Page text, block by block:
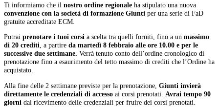
Ti informiamo che il nostro ordine regionale ha stipulato una nuova
convenzione con la società di formazione Giunti per una serie di FaD
gratuite accreditate ECM.
Potrai prenotare i tuoi corsi a scelta tra quelli forniti, fino a un massimo
di 20 crediti, a partire da martedì 8 febbraio alle ore 10.00 e per le
successive due settimane. Verrà tenuto conto dell’ordine cronologico di
prenotazione fino a esaurimento del tetto massimo di crediti che l’Ordine ha
acquistato.
Alla fine delle 2 settimane previste per la prenotazione, Giunti invierà
direttamente le credenziali di accesso ai corsi prenotati. Avrai tempo 90
giorni dal ricevimento delle credenziali per fruire dei corsi prenotati.